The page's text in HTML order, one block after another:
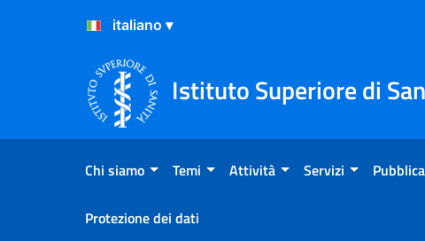
Salta al Contenuto
Salta al Footer
Istituto Superiore di
Chi siamo Temi Attività Servizi
Protezione dei dati